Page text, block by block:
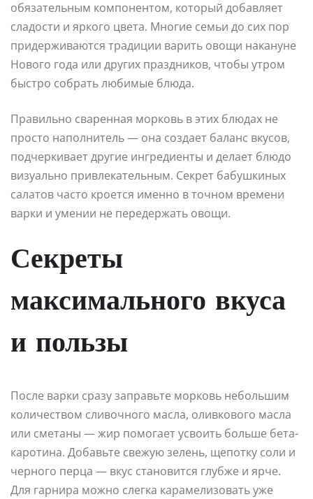
обязательным компонентом, который добавляет
сладости и яркого цвета. Многие семьи до сих пор
придерживаются традиции варить овощи накануне
Нового года или других праздников, чтобы утром
быстро собрать любимые блюда.
Правильно сваренная морковь в этих блюдах не
просто наполнитель — она создает баланс вкусов,
подчеркивает другие ингредиенты и делает блюдо
визуально привлекательным. Секрет бабушкиных
салатов часто кроется именно в точном времени
варки и умении не передержать овощи.
Секреты
максимального вкуса
и пользы
После варки сразу заправьте морковь небольшим
количеством сливочного масла, оливкового масла
или сметаны — жир помогает усвоить больше бета-
каротина. Добавьте свежую зелень, щепотку соли и
черного перца — вкус становится глубже и ярче.
Для гарнира можно слегка карамелизовать уже